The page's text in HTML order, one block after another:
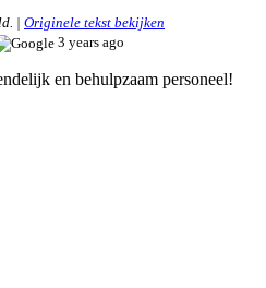
| Originele tekst bekijken
3 years ago
en behulpzaam personeel!